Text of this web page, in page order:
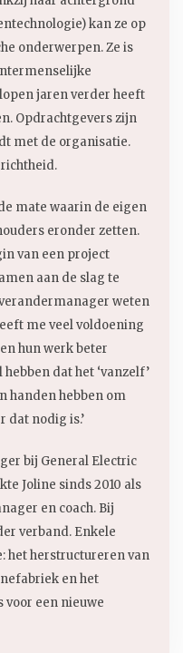
kan ze op
onderwerpen. Ze is
jaren verder heeft
Opdrachtgevers zijn
met de organisatie.
mate waarin de eigen
eronder zetten.
van een project
aan de slag te
weten
me veel voldoening
hun werk beter
dat het ‘vanzelf’
handen hebben om
dat nodig is.’
bij General Electric
Joline sinds 2010 als
en coach. Bij
verband. Enkele
het herstructureren van
en het
voor een nieuwe